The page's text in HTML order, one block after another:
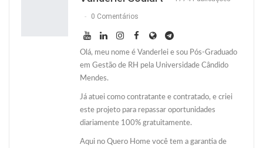
0 Comentários
Olá, meu nome é Vanderlei e sou Pós-Graduado
em Gestão de RH pela Universidade Cândido
Mendes.
Já atuei como contratante e contratado, e criei
este projeto para repassar oportunidades
diariamente 100% gratuitamente.
Aqui no Quero Home você tem a garantia de